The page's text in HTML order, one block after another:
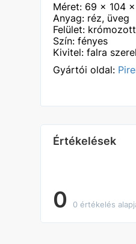
Méret: 69 x 104
Anyag: réz, üveg
Felület: krómozott
Szín: fényes
Kivitel: falra
Gyártói oldal:
Értékelések
0 0 értékelés